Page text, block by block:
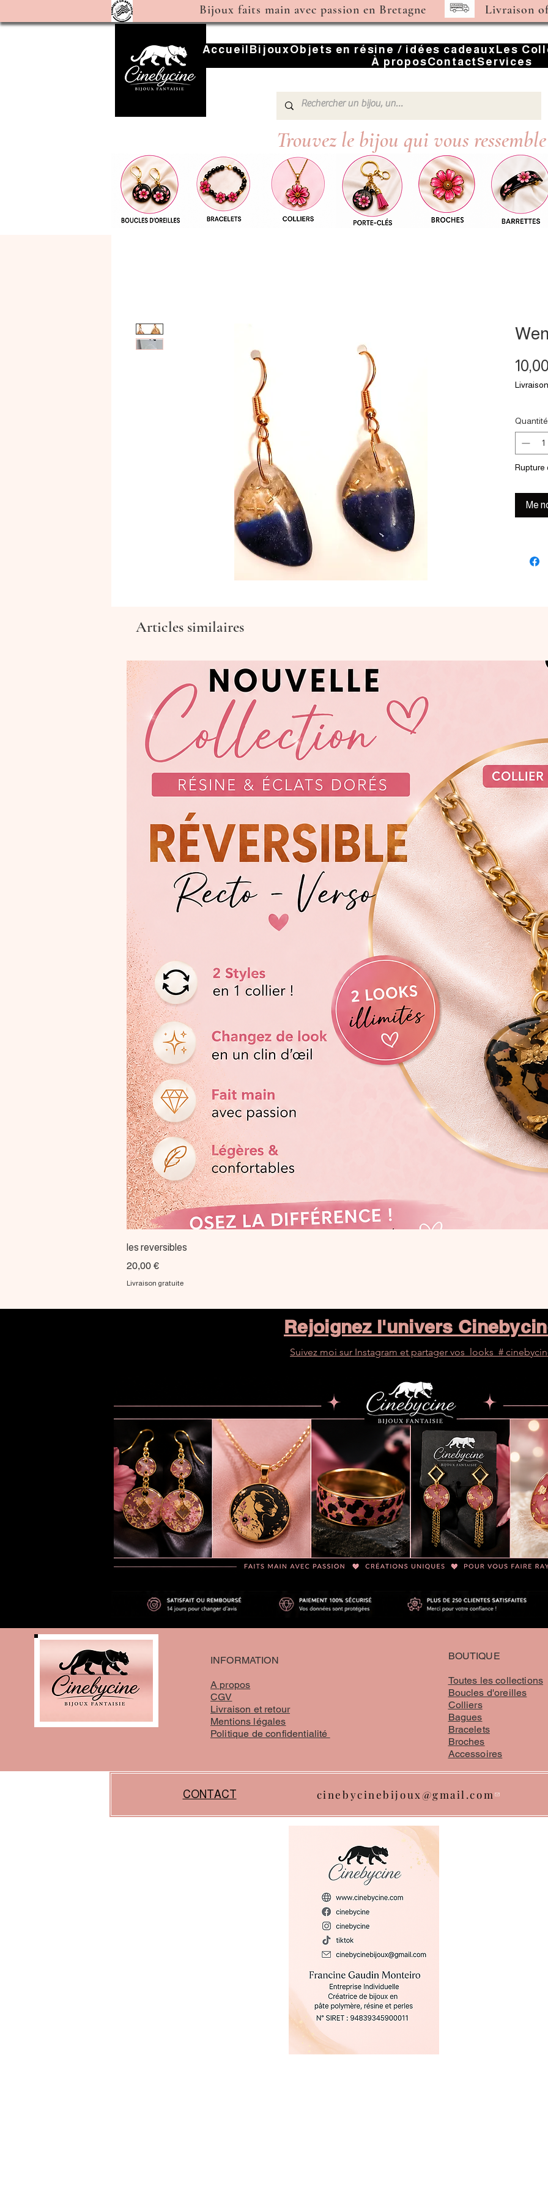
Bijoux faits main avec passion en Bretagne Livraison
Accueil BijouxObjets en résine / idées cadeaux Les
À proposContactServices
Trouvez le bijou qui vous ressemble
Quantité
Rupture
Me
Articles similaires
les reversibles
Prix
20,00 €
Livraison gratuite
Rejoignez l'univers
Suivez moi sur Instagram et partager vos looks #
INFORMATION
A propos
CGV
Livraison et retour
Mentions légales
Politique de confidentialité
BOUTIQUE
Toutes les collections
Boucles d'oreilles
Colliers
Bagues
Bracelets
Broches
Accessoires
cinebycinebijoux@gmail.com
CONTACT